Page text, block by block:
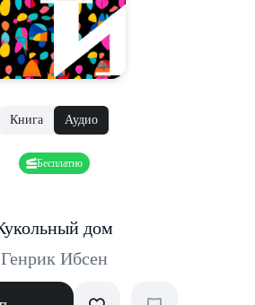
Книга Аудио
Бесплатно
дом
Генрик Ибсен